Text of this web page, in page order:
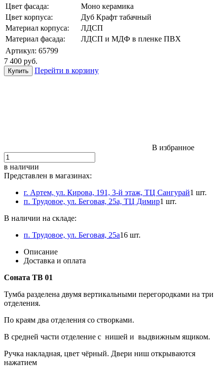
Цвет фасада:
Моно керамика
Цвет корпуса:
Дуб Крафт табачный
Материал корпуса:
ЛДСП
Материал фасада:
ЛДСП и МДФ в пленке ПВХ
Артикул: 65799
7 400 руб.
Перейти в корзину
В избранное
в наличии
Представлен в магазинах:
г. Артем, ул. Кирова, 191, 3-й этаж, ТЦ Сангурай1 шт.
п. Трудовое, ул. Беговая, 25а, ТЦ Димир1 шт.
В наличии на складе:
п. Трудовое, ул. Беговая, 25а16 шт.
Описание
Доставка и оплата
Соната ТВ 01
Тумба разделена двумя вертикальными перегородками на три
отделения.
По краям два отделения со створками.
В средней части отделение с нишей и выдвижным ящиком.
Ручка накладная, цвет чёрный. Двери ниш открываются
нажатием